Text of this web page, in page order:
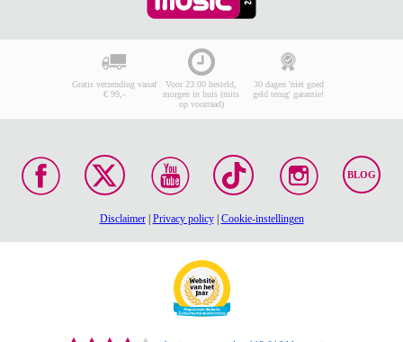
Gratis verzending vanaf
€ 99,-
Voor 23:00 besteld,
morgen in huis (mits
op voorraad)
30 dagen 'niet goed
geld terug' garantie!
BLOG
Disclaimer| Privacy policy| Cookie-instellingen